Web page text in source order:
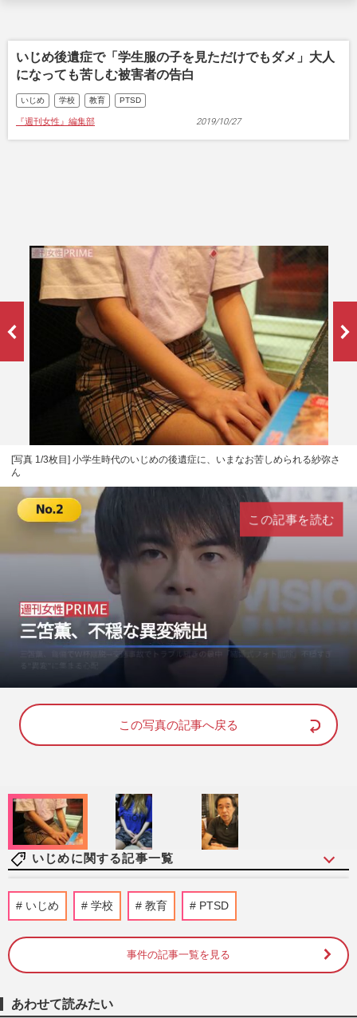
いじめ後遺症で「学生服の子を見ただけでもダメ」大人
になっても苦しむ被害者の告白
いじめ 学校 教育 PTSD
『週刊女性』編集部 2019/10/27
[写真 1/3枚目] 小学生時代のいじめの後遺症に、いまなお苦しめられる紗弥さ
ん
n
u
o
d
d
:
8
この記事を読む
この写真の記事へ戻る
いじめに関する記事一覧
中山功太がXで「全部自分が悪い」いじめ
告発から一転、泥かぶり謝罪ポストで見え
週刊女性PRIME 2026/5/13
も『ストッパ』CM降板の危機「一気に仕
いじめ 学校 教育 PTSD
事件の記事一覧を見る
あわせて読みたい